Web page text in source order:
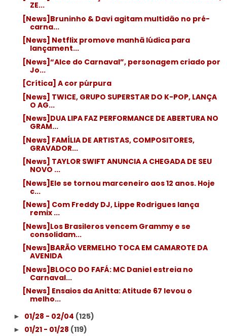
ZE...
[News]Bruninho & Davi agitam multidão no pré-
carna...
[News] Netflix promove manhã lúdica para
lançament...
[News]“Alce do Carnaval”, personagem criado por
Jo...
[Crítica] A cor púrpura
[News] TWICE, GRUPO SUPERSTAR DO K-POP, LANÇA
O AG...
[News]DUA LIPA FAZ PERFORMANCE DE ABERTURA NO
GRAM...
[News] FAMÍLIA DE ARTISTAS, COMPOSITORES,
GRAVADOR...
[News] TAYLOR SWIFT ANUNCIA A CHEGADA DE SEU
NOVO ...
[News]Ele se tornou marceneiro aos 12 anos. Hoje
c...
[News] Com Freddy DJ, Lippe Rodrigues lança
remix ...
[News]Los Brasileros vencem Grammy e se
consolidam...
[News]BARÃO VERMELHO TOCA EM CAMAROTE DA
AVENIDA
[News]BLOCO DO FAFÁ: MC Daniel estreia no
Carnaval...
[News] Ensaios da Anitta: Atitude 67 levou o
melho...
► 01/28 - 02/04 (125)
► 01/21 - 01/28 (119)